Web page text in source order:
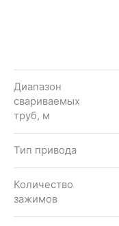
Диапазон
свариваемых
труб, м
Тип привода
Количество
зажимов